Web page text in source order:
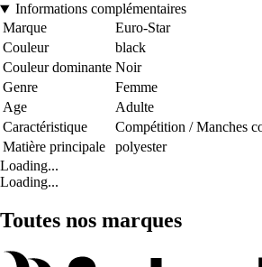
Informations complémentaires
Marque
Euro-Star
Couleur
black
Couleur dominante Noir
Genre
Femme
Age
Adulte
Caractéristique
Compétition / Manches
Matière principale
polyester
Loading...
Loading...
Toutes nos marques